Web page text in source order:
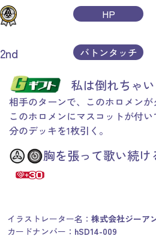
HP
2nd バトンタッチ
私は倒れちゃ
相手のターンで、このホロメン
このホロメンにマスコットが付
分のデッキを1枚引く。
胸を張って歌い続
イラストレーター名： 株式会社ジーア
カードナンバー： hSD14-009